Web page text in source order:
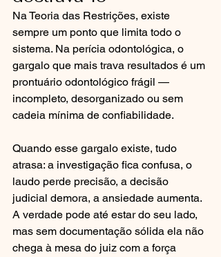
Na Teoria das Restrições, existe
sempre um ponto que limita todo o
sistema. Na perícia odontológica, o
gargalo que mais trava resultados é um
prontuário odontológico frágil —
incompleto, desorganizado ou sem
cadeia mínima de confiabilidade.
Quando esse gargalo existe, tudo
atrasa: a investigação fica confusa, o
laudo perde precisão, a decisão
judicial demora, a ansiedade aumenta.
A verdade pode até estar do seu lado,
mas sem documentação sólida ela não
chega à mesa do juiz com a força